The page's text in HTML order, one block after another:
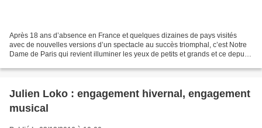
Après 18 ans d’absence en France et quelques dizaines de pays visités
avec de nouvelles versions d’un spectacle au succès triomphal, c’est Notre
Dame de Paris qui revient illuminer les yeux de petits et grands et ce depuis
Julien Loko : engagement hivernal, engagement
musical